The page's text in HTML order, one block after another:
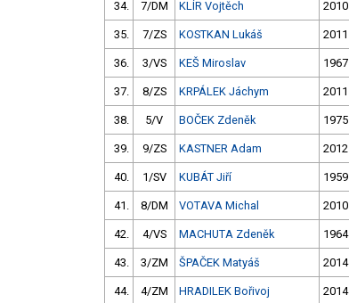
34. 7/DM KLÍR Vojtěch 2010
35. 7/ZS KOSTKAN Lukáš 2011
36. 3/VS KEŠ Miroslav 1967
37. 8/ZS KRPÁLEK Jáchym 2011
38. 5/V BOČEK Zdeněk 1975
39. 9/ZS KASTNER Adam 2012
40. 1/SV KUBÁT Jiří 1959
41. 8/DM VOTAVA Michal 2010
42. 4/VS MACHUTA Zdeněk 1964
43. 3/ZM ŠPAČEK Matyáš 2014
44. 4/ZM HRADILEK Bořivoj 2014